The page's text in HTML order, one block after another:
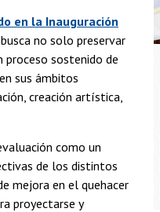
en la Inauguración
no solo preservar
proceso sostenido de
sus ámbitos
creación artística,
como un
de los distintos
mejora en el quehacer
proyectarse y